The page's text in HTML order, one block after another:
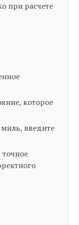
при расчете
которое
введите